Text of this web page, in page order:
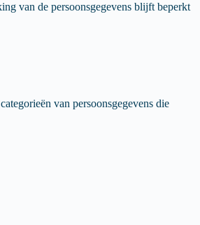
van de persoonsgegevens blijft beperkt
van persoonsgegevens die